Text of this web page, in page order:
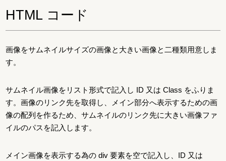
HTML コード
画像をサムネイルサイズの画像と大きい画像と二種類用意しま
す。
サムネイル画像をリスト形式で記入し ID 又は Class をふりま
す。画像のリンク先を取得し、メイン部分へ表示するための画
像の配列を作るため、サムネイルのリンク先に大きい画像ファ
イルのパスを記入します。
メイン画像を表示する為の div 要素を空で記入し、ID 又は